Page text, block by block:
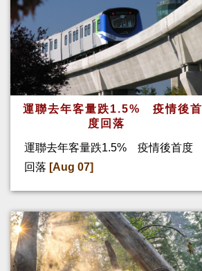
運聯去年客量跌1.5% 疫情後首
度回落
運聯去年客量跌1.5% 疫情後首度
回落 [Aug 07]